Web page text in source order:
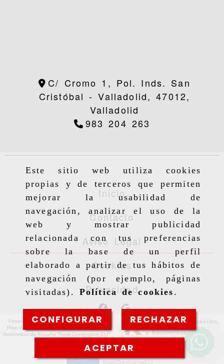
Este sitio web utiliza cookies
propias y de terceros que permiten
mejorar la usabilidad de
navegación, analizar el uso de la
web y mostrar publicidad
relacionada con tus preferencias
sobre la base de un perfil
elaborado a partir de tus hábitos de
navegación (por ejemplo, páginas
visitadas). Política de cookies .
CONFIGURAR RECHAZAR
ACEPTAR
C/ Cromo 1, Pol. Inds. San
Cristóbal -Valladolid,47012,
Valladolid
983 204 263
Inicio
Contacto
Aviso Legal
Cookies
Privacidad